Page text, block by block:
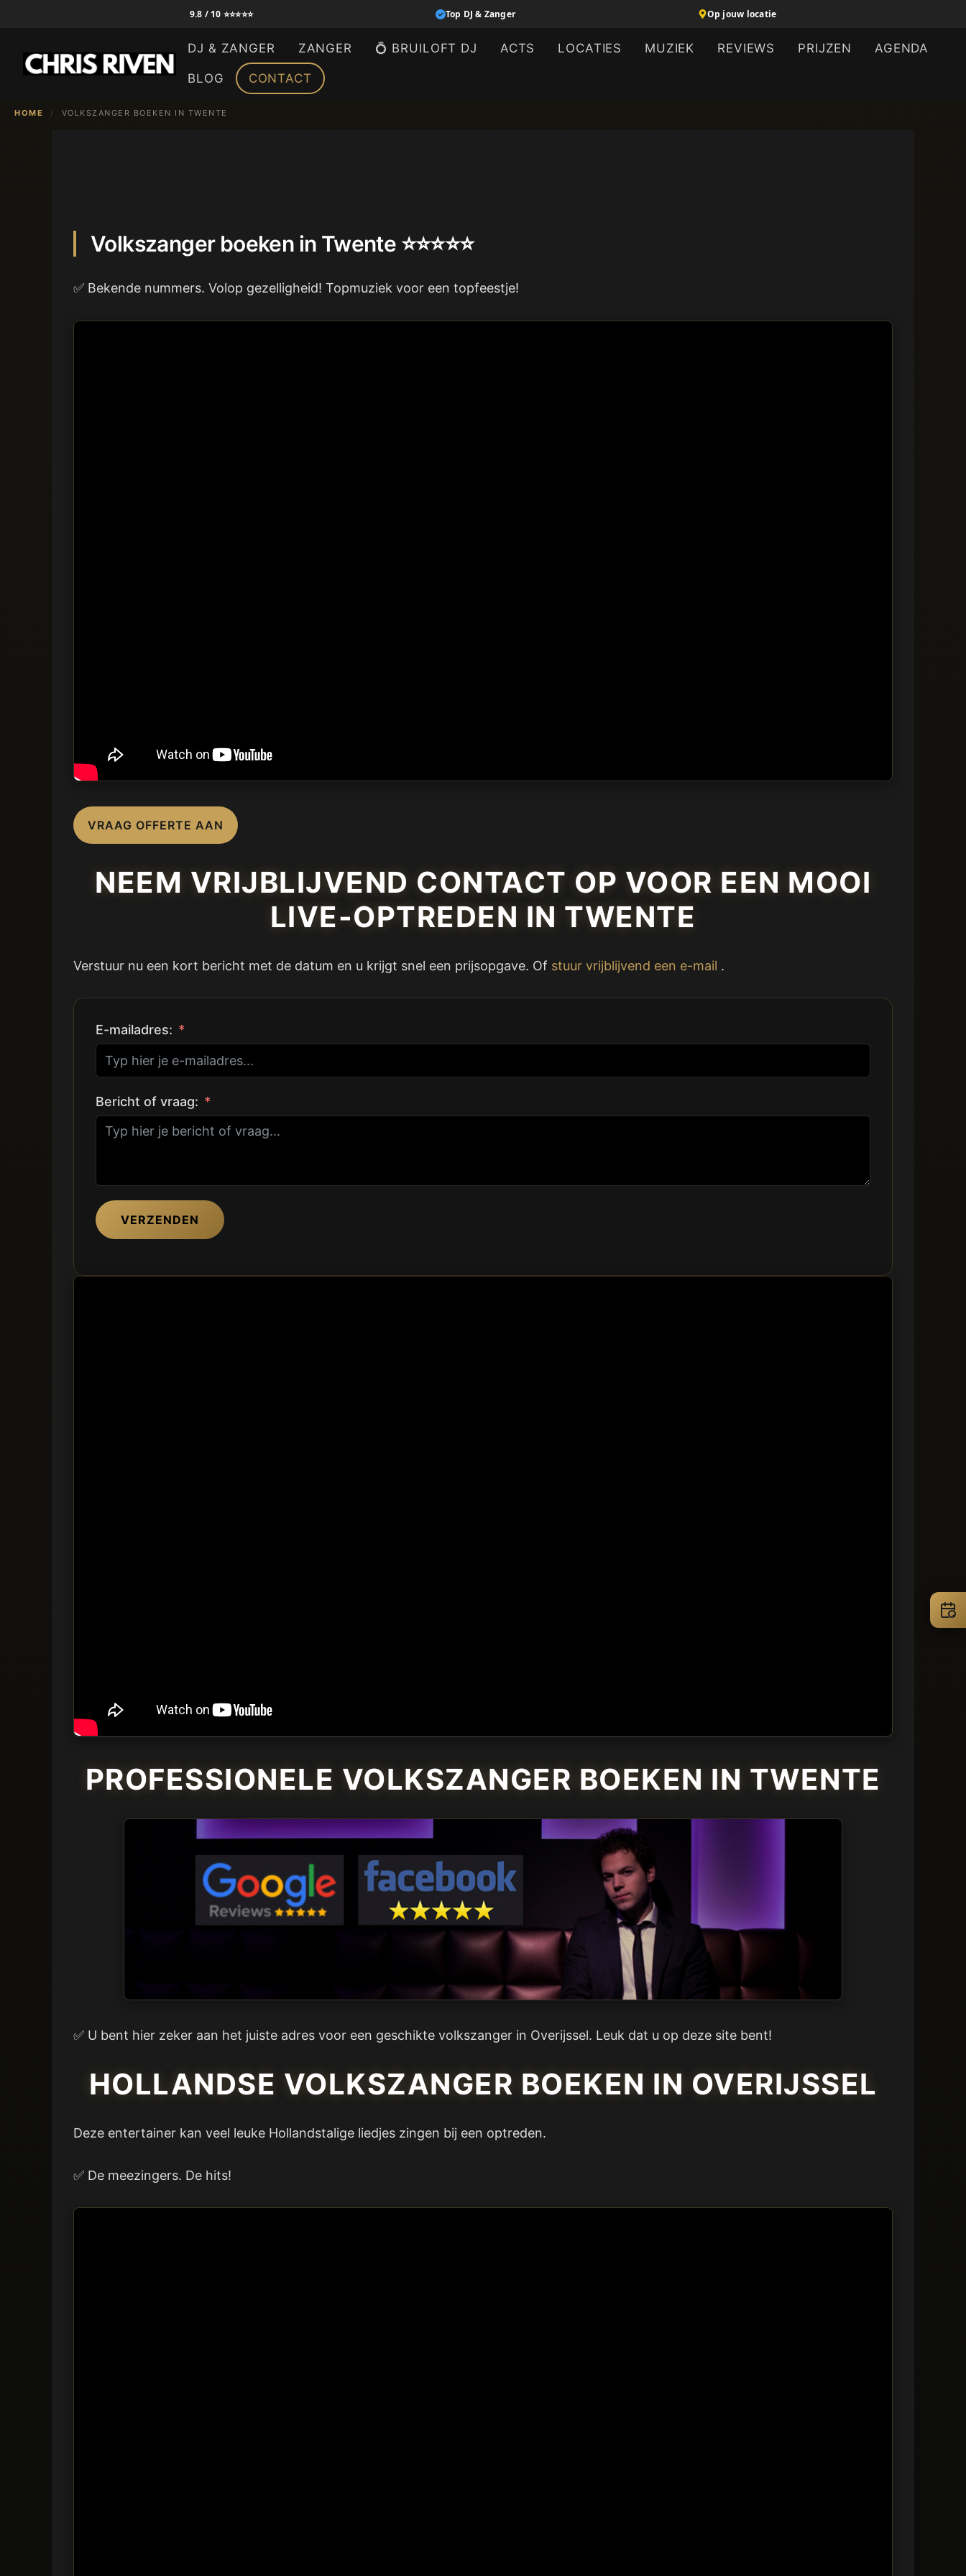
inhoud
9.8 / 10 ⭐⭐⭐⭐⭐ Top DJ & Zanger Op jouw locatie
DJ & ZANGER ZANGER 💍 BRUILOFT DJ ACTS LOCATIES MUZIEK REVIEWS PRIJZEN AGENDA
BLOG CONTACT
HOME / VOLKSZANGER BOEKEN IN TWENTE
Volkszanger boeken in Twente ⭐⭐⭐⭐⭐
✅ Bekende nummers. Volop gezelligheid! Topmuziek voor een topfeestje!
VRAAG OFFERTE AAN
NEEM VRIJBLIJVEND CONTACT OP VOOR EEN MOOI
LIVE-OPTREDEN IN TWENTE
Verstuur nu een kort bericht met de datum en u krijgt snel een prijsopgave. Of stuur vrijblijvend een e-mail .
E-mailadres:
Bericht of vraag:
VERZENDEN
PROFESSIONELE VOLKSZANGER BOEKEN IN TWENTE
✅ U bent hier zeker aan het juiste adres voor een geschikte volkszanger in Overijssel. Leuk dat u op deze site bent!
HOLLANDSE VOLKSZANGER BOEKEN IN OVERIJSSEL
Deze entertainer kan veel leuke Hollandstalige liedjes zingen bij een optreden.
✅ De meezingers. De hits!